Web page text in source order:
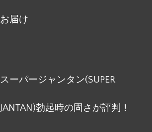
お届け
スーパージャンタン(SUPER
JANTAN)勃起時の固さが評判！